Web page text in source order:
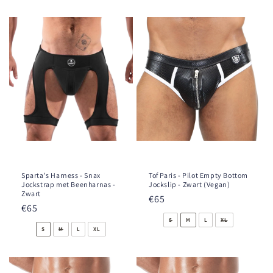
Sparta's Harness - Snax
Jockstrap met Beenharnas -
Zwart
Prix
habituel
€65
S M L XL
Tof Paris - Pilot Empty Bottom
Jockslip - Zwart (Vegan)
Prix
habituel
€65
S M L XL